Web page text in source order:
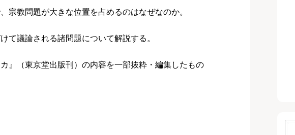
宗教問題が大きな位置を占めるのはなぜなのか。
て議論される諸問題について解説する。
』（東京堂出版刊）の内容を一部抜粋・編集したもの